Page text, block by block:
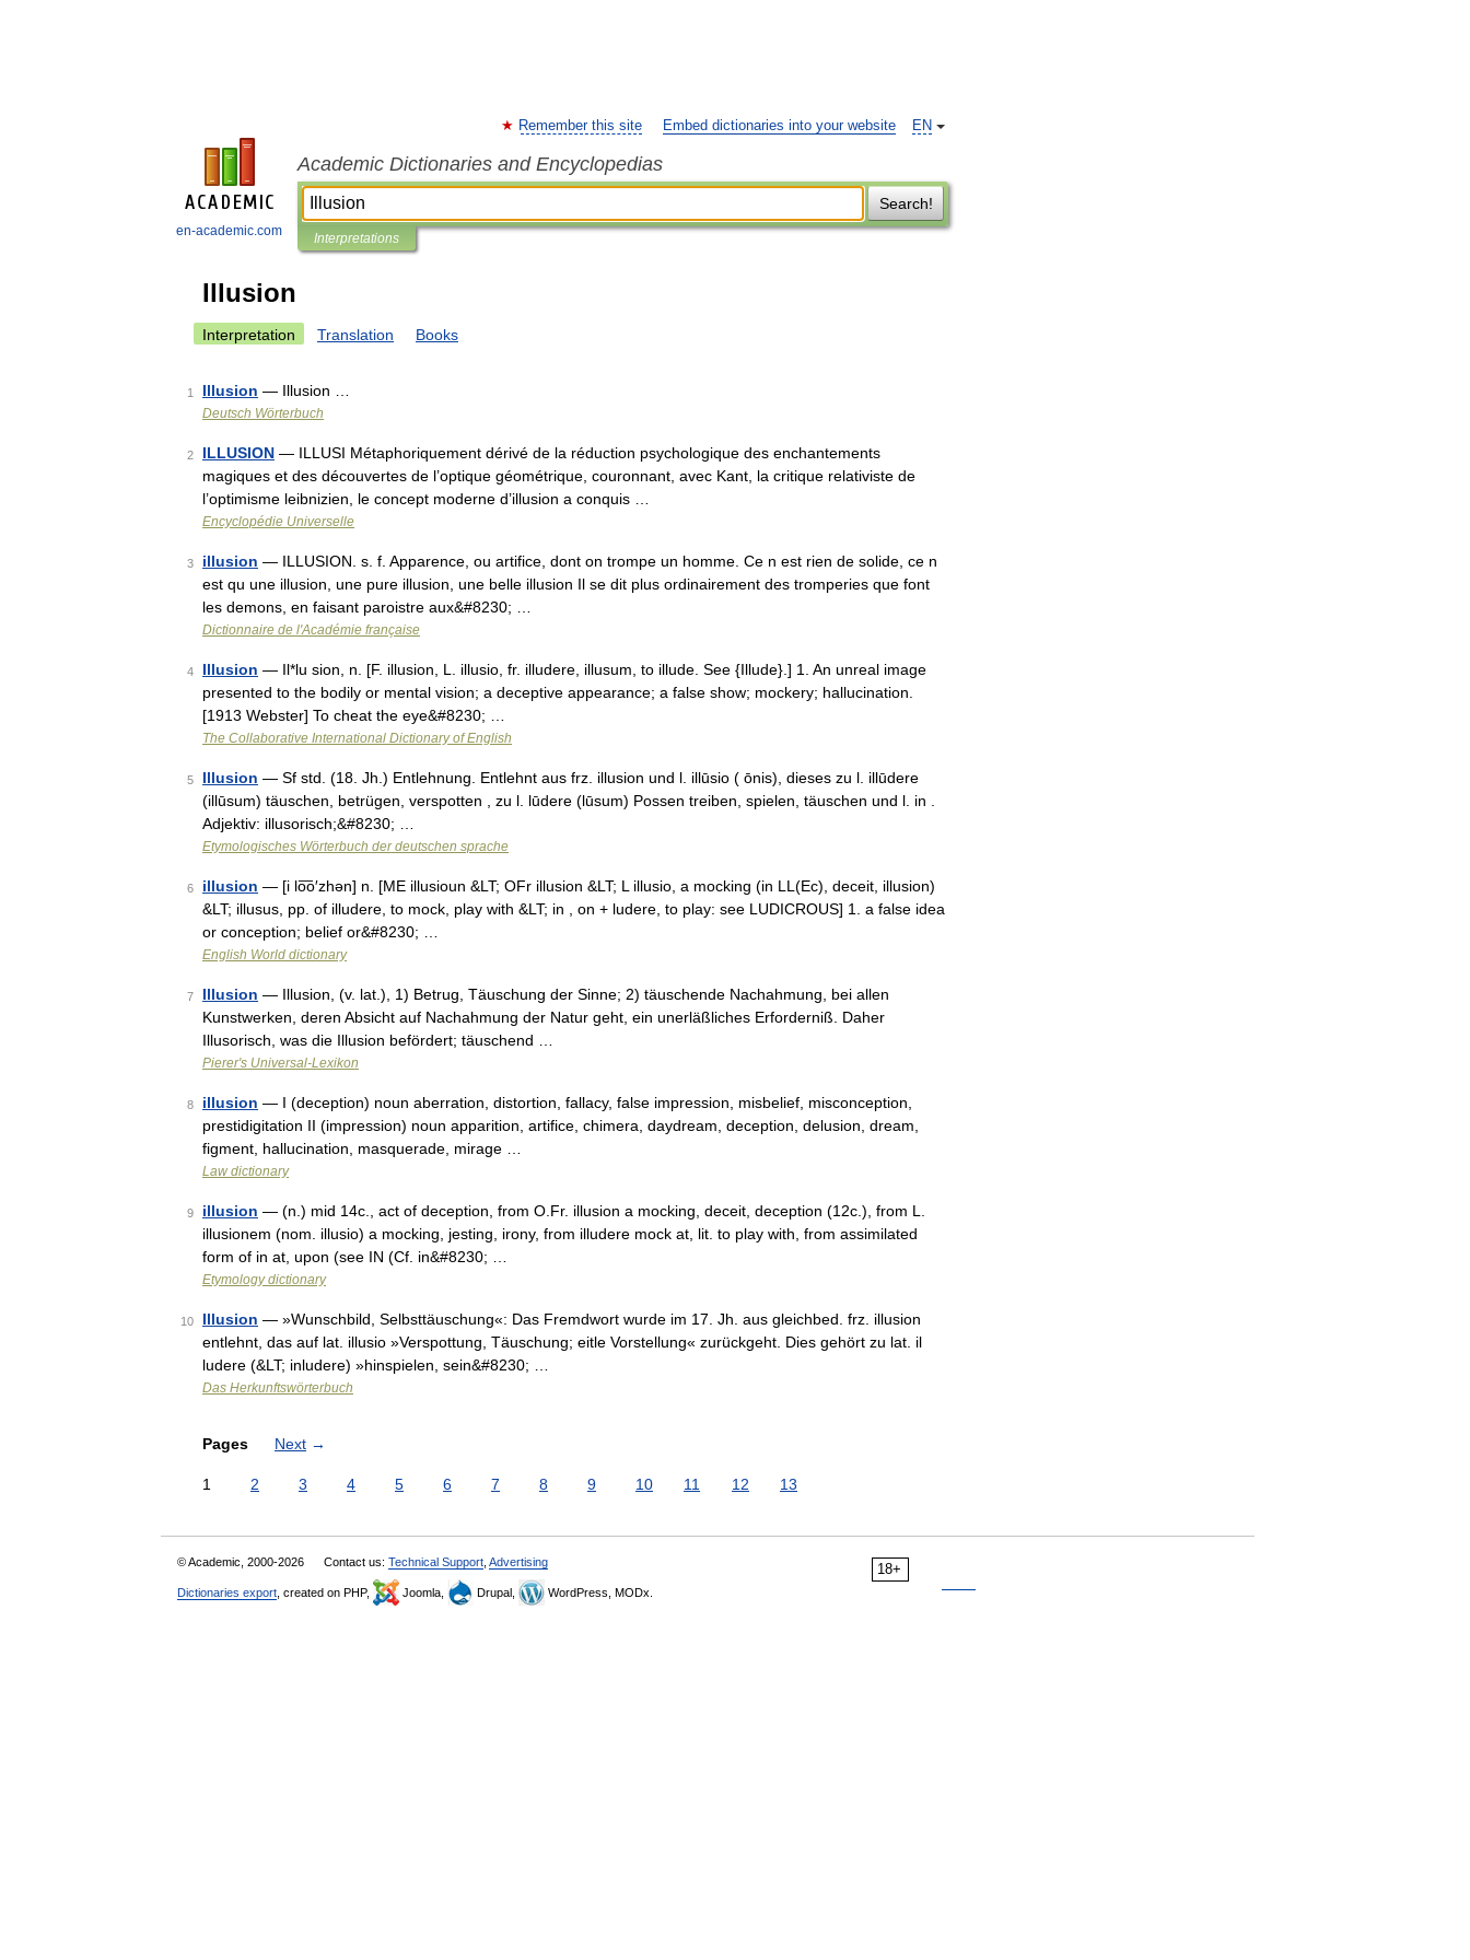
en-academic.com
EN
Remember this site Embed dictionaries into your website
Academic Dictionaries and Encyclopedias
Search!
Interpretations
Illusion
Interpretation Translation Books
1 Illusion — Illusion …
Deutsch Wörterbuch
2 ILLUSION — ILLUSI Métaphoriquement dérivé de la réduction psychologique des enchantements
magiques et des découvertes de l’optique géométrique, couronnant, avec Kant, la critique relativiste de
l’optimisme leibnizien, le concept moderne d’illusion a conquis …
Encyclopédie Universelle
3 illusion — ILLUSION. s. f. Apparence, ou artifice, dont on trompe un homme. Ce n est rien de solide, ce n
est qu une illusion, une pure illusion, une belle illusion Il se dit plus ordinairement des tromperies que font
les demons, en faisant paroistre aux&#8230; …
Dictionnaire de l'Académie française
4 Illusion — Il*lu sion, n. [F. illusion, L. illusio, fr. illudere, illusum, to illude. See {Illude}.] 1. An unreal image
presented to the bodily or mental vision; a deceptive appearance; a false show; mockery; hallucination.
[1913 Webster] To cheat the eye&#8230; …
The Collaborative International Dictionary of English
5 Illusion — Sf std. (18. Jh.) Entlehnung. Entlehnt aus frz. illusion und l. illūsio ( ōnis), dieses zu l. illūdere
(illūsum) täuschen, betrügen, verspotten , zu l. lūdere (lūsum) Possen treiben, spielen, täuschen und l. in .
Adjektiv: illusorisch;&#8230; …
Etymologisches Wörterbuch der deutschen sprache
6 illusion — [i lo͞o′zhən] n. [ME illusioun &LT; OFr illusion &LT; L illusio, a mocking (in LL(Ec), deceit, illusion)
&LT; illusus, pp. of illudere, to mock, play with &LT; in , on + ludere, to play: see LUDICROUS] 1. a false idea
or conception; belief or&#8230; …
English World dictionary
7 Illusion — Illusion, (v. lat.), 1) Betrug, Täuschung der Sinne; 2) täuschende Nachahmung, bei allen
Kunstwerken, deren Absicht auf Nachahmung der Natur geht, ein unerläßliches Erforderniß. Daher
Illusorisch, was die Illusion befördert; täuschend …
Pierer's Universal-Lexikon
8 illusion — I (deception) noun aberration, distortion, fallacy, false impression, misbelief, misconception,
prestidigitation II (impression) noun apparition, artifice, chimera, daydream, deception, delusion, dream,
figment, hallucination, masquerade, mirage …
Law dictionary
9 illusion — (n.) mid 14c., act of deception, from O.Fr. illusion a mocking, deceit, deception (12c.), from L.
illusionem (nom. illusio) a mocking, jesting, irony, from illudere mock at, lit. to play with, from assimilated
form of in at, upon (see IN (Cf. in&#8230; …
Etymology dictionary
10 Illusion — »Wunschbild, Selbsttäuschung«: Das Fremdwort wurde im 17. Jh. aus gleichbed. frz. illusion
entlehnt, das auf lat. illusio »Verspottung, Täuschung; eitle Vorstellung« zurückgeht. Dies gehört zu lat. il
ludere (&LT; inludere) »hinspielen, sein&#8230; …
Das Herkunftswörterbuch
Pages Next →
1 2 3 4 5 6 7 8 9 10 11 12 13
18+
© Academic, 2000-2026 Contact us: Technical Support Advertising
Dictionaries export , created on PHP, Joomla, Drupal, WordPress, MODx.